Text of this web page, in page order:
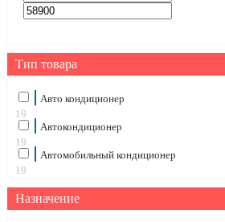
Тип товара
Авто кондиционер
19
Автокондиционер
19
Автомобильный кондиционер
19
Назначение